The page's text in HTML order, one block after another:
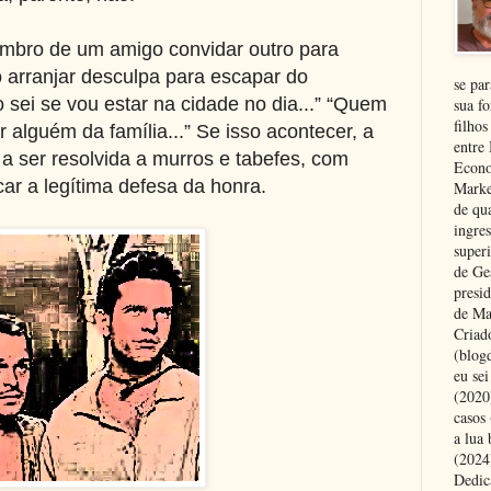
de um amigo convidar outro para
desculpa para escapar do
se vou estar na cidade no dia...” “Quem
alguém da família...” Se isso acontecer, a
ser resolvida a murros e tabefes, com
a legítima defesa da honra.
se
sua
filhos
de
de
de
eu
a lua